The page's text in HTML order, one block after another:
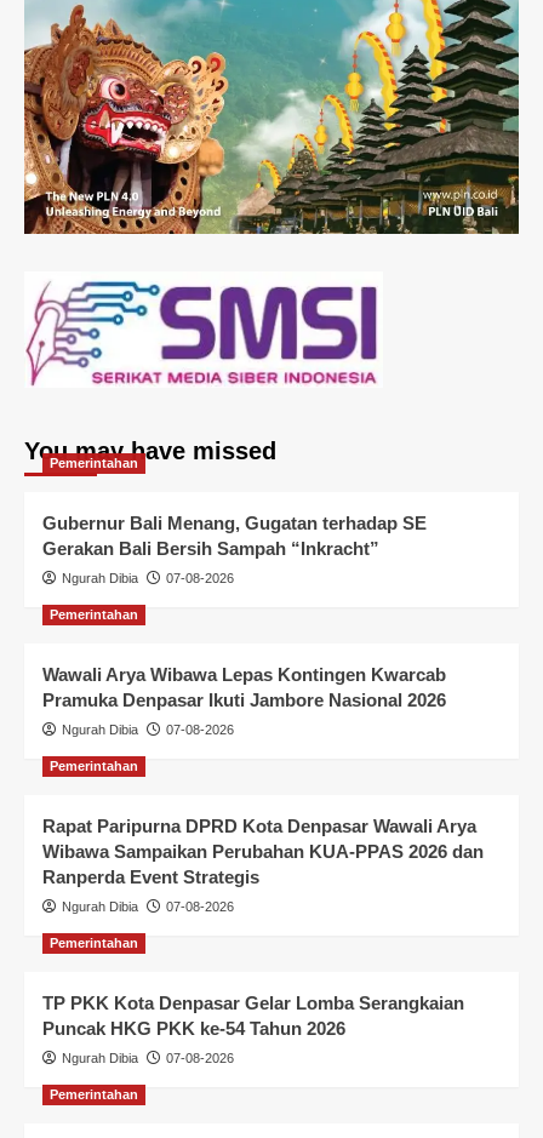
You may have missed
Pemerintahan
Gubernur Bali Menang, Gugatan terhadap SE
Gerakan Bali Bersih Sampah “Inkracht”
Ngurah Dibia 07-08-2026
Pemerintahan
Wawali Arya Wibawa Lepas Kontingen Kwarcab
Pramuka Denpasar Ikuti Jambore Nasional 2026
Ngurah Dibia 07-08-2026
Pemerintahan
Rapat Paripurna DPRD Kota Denpasar Wawali Arya
Wibawa Sampaikan Perubahan KUA-PPAS 2026 dan
Ranperda Event Strategis
Ngurah Dibia 07-08-2026
Pemerintahan
TP PKK Kota Denpasar Gelar Lomba Serangkaian
Puncak HKG PKK ke-54 Tahun 2026
Ngurah Dibia 07-08-2026
Pemerintahan